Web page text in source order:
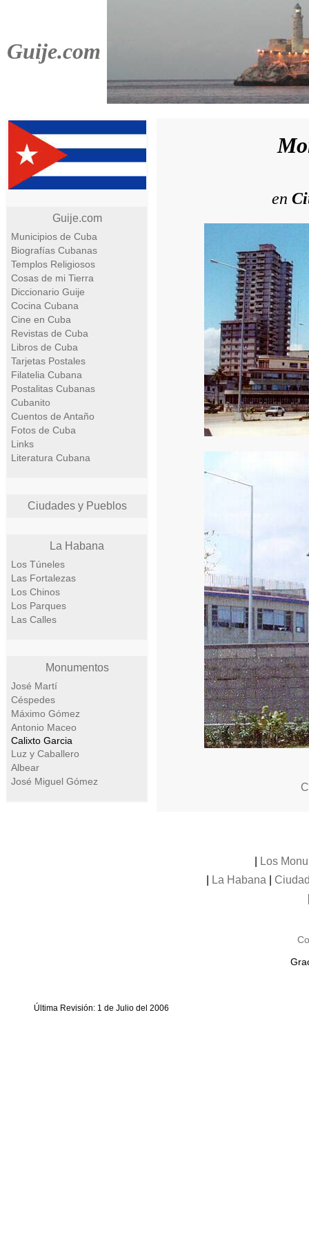
Guije.com
Guije.com
Municipios de Cuba
Biografías Cubanas
Templos Religiosos
Cosas de mi Tierra
Diccionario Guije
Cocina Cubana
Cine en Cuba
Revistas de Cuba
Libros de Cuba
Tarjetas Postales
Filatelia Cubana
Postalitas Cubanas
Cubanito
Cuentos de Antaño
Fotos de Cuba
Links
Literatura Cubana
Ciudades y Pueblos
La Habana
Los Túneles
Las Fortalezas
Los Chinos
Los Parques
Las Calles
Monumentos
José Martí
Céspedes
Máximo Gómez
Antonio Maceo
Calixto Garcia
Luz y Caballero
Albear
José Miguel Gómez
en
Los
La Habana
Última Revisión: 1 de Julio del 2006